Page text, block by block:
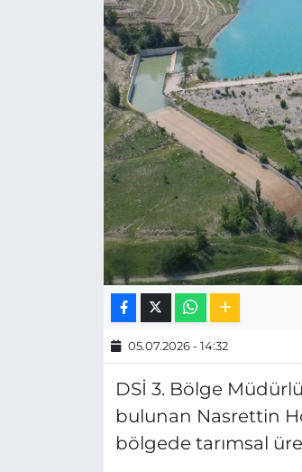
05.07.2026 - 14:32
DSİ 3. Bölge
bulunan Nasrettin
bölgede tarımsal
MAGAZİN
ESKİŞEHİRSPOR